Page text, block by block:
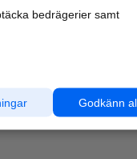
bedrägerier samt
Godkänn